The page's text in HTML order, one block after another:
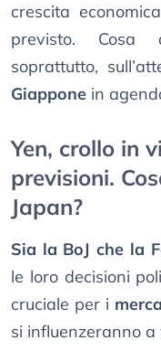
crescita
previsto. Cosa
soprattutto,
Giappone in
Yen, crollo in
previsioni.
Japan?
Sia la BoJ che la
le loro decisioni
cruciale per i
si influenzeranno a